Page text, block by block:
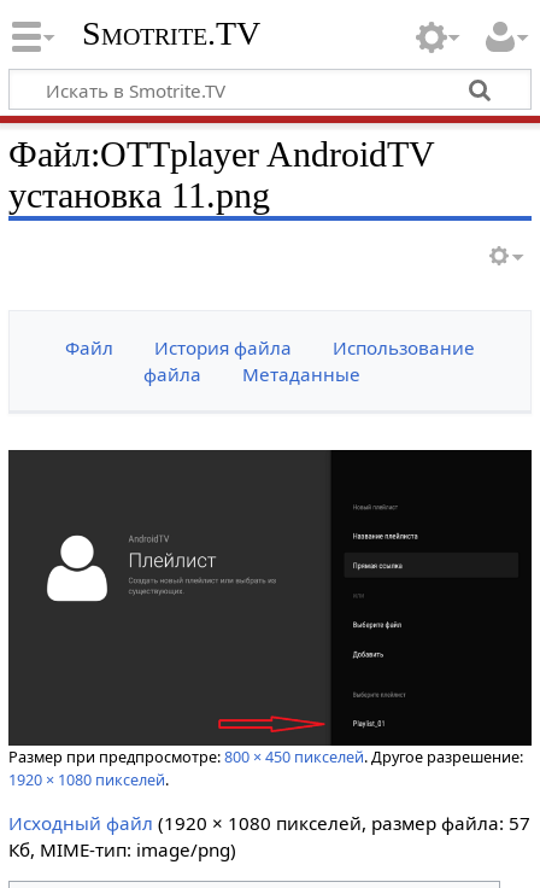
Smotrite.TV
Файл:OTTplayer AndroidTV
установка 11.png
Файл История файла
Использование
файла
Метаданные
Размер при предпросмотре:800 × 450 пикселей.Другое разрешение:
1920 × 1080 пикселей.
Исходный файл (1920 × 1080 пикселей, размер файла: 57
Кб, MIME-тип: image/png)